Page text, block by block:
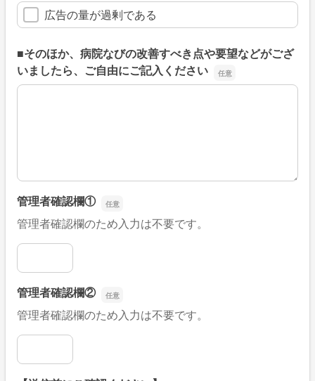
広告の量が過剰である
■そのほか、病院なびの改善すべき点や要望などがござ
いましたら、ご自由にご記入ください
■そのほか、病院なびの改善すべき点や要望などがござい
管理者確認欄①
管理者確認欄のため入力は不要です。
管理者確認欄①
管理者確認欄②
管理者確認欄のため入力は不要です。
管理者確認欄②